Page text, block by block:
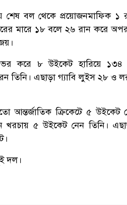
শেষ বল থেকে প্রয়োজনমাফিক ১
মারে ১৮ বলে ২৬ রান করে
করে ৮ উইকেট হারিয়ে ১৩৪
তিনি। এছাড়া গ্যাবি লুইস ২৮ ও
আন্তর্জাতিক ক্রিকেটে ৫ উইকেট
খরচায় ৫ উইকেট নেন তিনি।
দল।